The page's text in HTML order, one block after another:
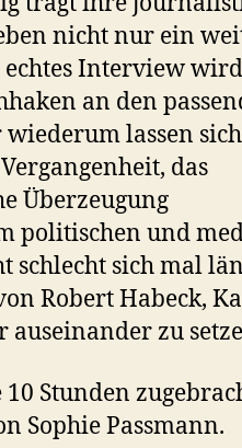
nicht nur ein
echtes Interview
an den
wiederum lassen sich
das
Überzeugung
politischen und
schlecht sich mal
Robert Habeck,
zu
Stunden
Sophie Passmann.